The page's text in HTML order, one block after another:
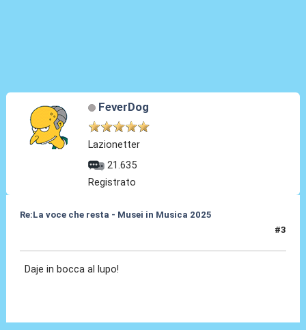
FeverDog
Lazionetter
21.635
Registrato
Re:La voce che resta - Musei in Musica 2025
#3
Daje in bocca al lupo!